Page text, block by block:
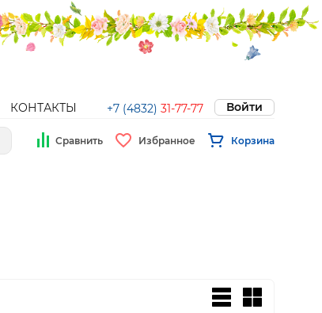
КОНТАКТЫ +7 (4832) 31-77-77 Войти
Сравнить Избранное Корзина